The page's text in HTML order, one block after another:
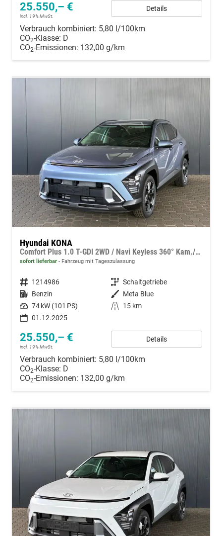
25.550,– €
incl. 19% MwSt.
Details
Verbrauch kombiniert: 5,80 l/100km
CO2-Klasse: D
CO2-Emissionen: 132,00 g/km
Hyundai KONA
Comfort Plus 1.0 T-GDI 2WD / Navi Keyless 360° Kam./ Sitz + Lenkradheiz. LED Alu 18"
sofort lieferbar Fahrzeug mit Tageszulassung
Fahrzeugnummer 1214986 Getriebe Schaltgetriebe
Kraftstoff Benzin Außenfarbe Meta Blue
Leistung 74 kW (101 PS) Kilometerstand
15 km
01.12.2025
25.550,– €
incl. 19% MwSt.
Details
Verbrauch kombiniert: 5,80 l/100km
CO2-Klasse: D
CO2-Emissionen: 132,00 g/km